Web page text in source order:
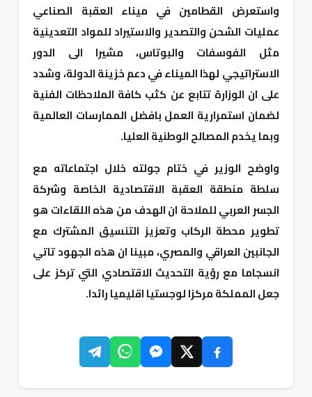
واستعرض القطامين في ميناء العقبة الصناعي
عمليات الشحن والتصدير والاستيراد للمواد التعدينية
مثل الفوسفات والبوتاس، مشيرا الى الدور
الاستراتيجي لهذا الميناء في دعم خزينة الدولة، وشدد
على ان الوزارة تتابع عن كثب كافة الملاحظات الفنية
لضمان استمرارية العمل بافضل الممارسات العالمية
وبما يخدم المصالح الوطنية العليا.
واوضح الوزير في ختام جولته خلال اجتماعاته مع
سلطة منطقة العقبة الاقتصادية الخاصة وشركة
الجسر العربي للملاحة ان الهدف من هذه اللقاءات هو
تطوير محطة الركاب وتعزيز التنسيق المشترك مع
الجانبين العراقي والمصري، مبينا ان هذه الجهود تاتي
انسجاما مع رؤية التحديث الاقتصادي التي تركز على
جعل المملكة مركزا لوجستيا اقليميا رائدا.